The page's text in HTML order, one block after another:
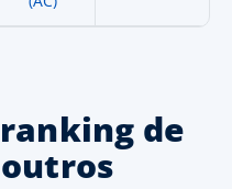
de